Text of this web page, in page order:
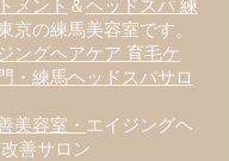
メント ＆ヘッドスパ 練
京の練馬美容室です。
ングヘアケア 育毛ケ
・練馬ヘッドスパサロ
美容室・ エイジングヘ
善サロン